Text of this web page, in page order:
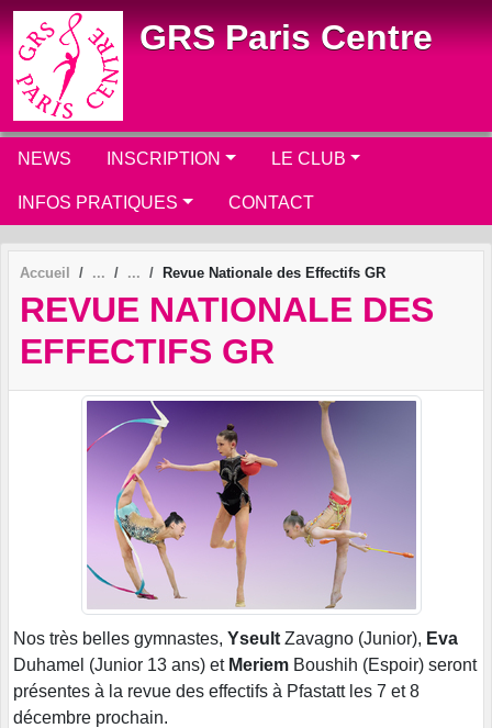
GRS Paris Centre
NEWS INSCRIPTION LE CLUB
INFOS PRATIQUES CONTACT
Accueil Revue Nationale des Effectifs GR
REVUE NATIONALE DES
EFFECTIFS GR
Nos très belles gymnastes, Yseult Zavagno (Junior), Eva
Duhamel (Junior 13 ans) et Meriem Boushih (Espoir) seront
présentes à la revue des effectifs à Pfastatt les 7 et 8
décembre prochain.
Panneau de gestion des cookies